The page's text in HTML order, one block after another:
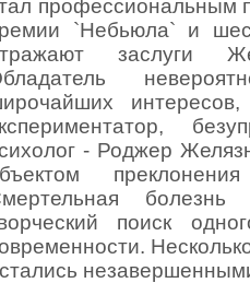
профессиональным
`Небьюла` и
заслуги
- Роджер
поиск